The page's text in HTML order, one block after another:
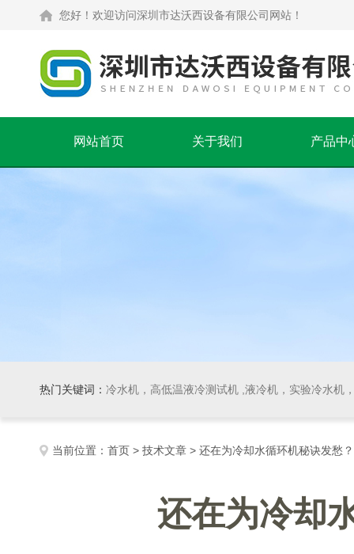
您好！欢迎访问深圳市达沃西设备有限公司网站！
网站首页 关于我们 产品中
热门关键词： 冷水机，高低温液冷测试机 ,液冷机，实验冷水机，
当前位置： 首页 > 技术文章 > 还在为冷却水循环机秘诀发愁
还在为冷却